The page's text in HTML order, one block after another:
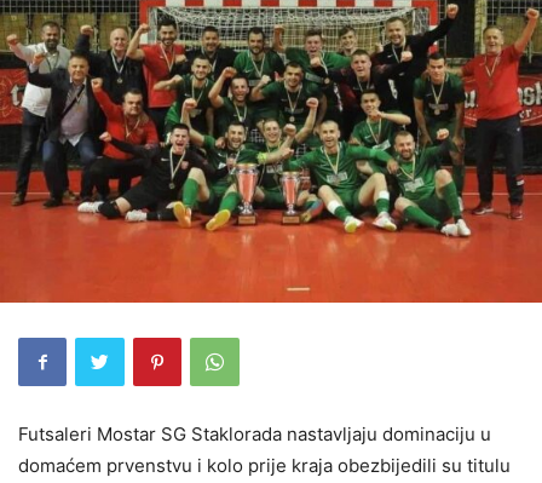
Futsaleri Mostar SG Staklorada nastavljaju dominaciju u
domaćem prvenstvu i kolo prije kraja obezbijedili su titulu